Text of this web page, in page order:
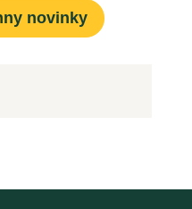
novinky